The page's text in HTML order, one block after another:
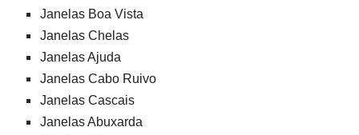
Janelas Boa Vista
Janelas Chelas
Janelas Ajuda
Janelas Cabo Ruivo
Janelas Cascais
Janelas Abuxarda